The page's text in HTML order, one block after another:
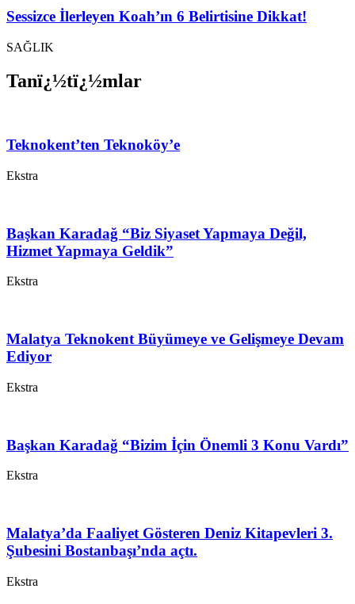
Sessizce İlerleyen Koah’ın 6 Belirtisine Dikkat!
SAĞLIK
Tanï¿½tï¿½mlar
Teknokent’ten Teknoköy’e
Ekstra
Başkan Karadağ “Biz Siyaset Yapmaya Değil,
Hizmet Yapmaya Geldik”
Ekstra
Malatya Teknokent Büyümeye ve Gelişmeye Devam
Ediyor
Ekstra
Başkan Karadağ “Bizim İçin Önemli 3 Konu Vardı”
Ekstra
Malatya’da Faaliyet Gösteren Deniz Kitapevleri 3.
Şubesini Bostanbaşı’nda açtı.
Ekstra